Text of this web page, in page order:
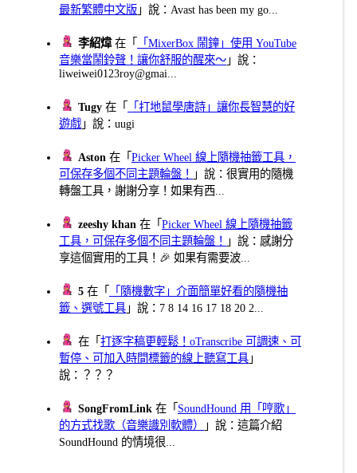
最新繁體中文版 」說：Avast has been my go...
李紹煒在「
「MixerBox 鬧鐘」使用 YouTube
音樂當鬧鈴聲！讓你舒服的醒來～ 」說：
liweiwei0123roy@gmai...
Tugy 在「
「打地鼠學唐詩」讓你長智慧的好
遊戲 」說：uugi
Aston 在「Picker Wheel 線上隨機抽籤工具，
可保存多個不同主題輪盤！
」說：很實用的隨機
轉盤工具，謝謝分享！如果有西...
zeeshy khan 在「Picker Wheel 線上隨機抽籤
工具，可保存多個不同主題輪盤！
」說：感謝分
享這個實用的工具！🎉 如果有需要波...
5 在「
「隨機數字」介面簡單好看的隨機抽
籤、選號工具 」說：7 8 14 16 17 18 20 2...
在「打逐字稿更輕鬆！oTranscribe 可調速、可
暫停、可加入時間標籤的線上聽寫工具 」
說：？？？
SongFromLink 在「 SoundHound 用「哼歌」
的方式找歌（音樂識別軟體）
」說：這篇介紹
SoundHound 的情境很...